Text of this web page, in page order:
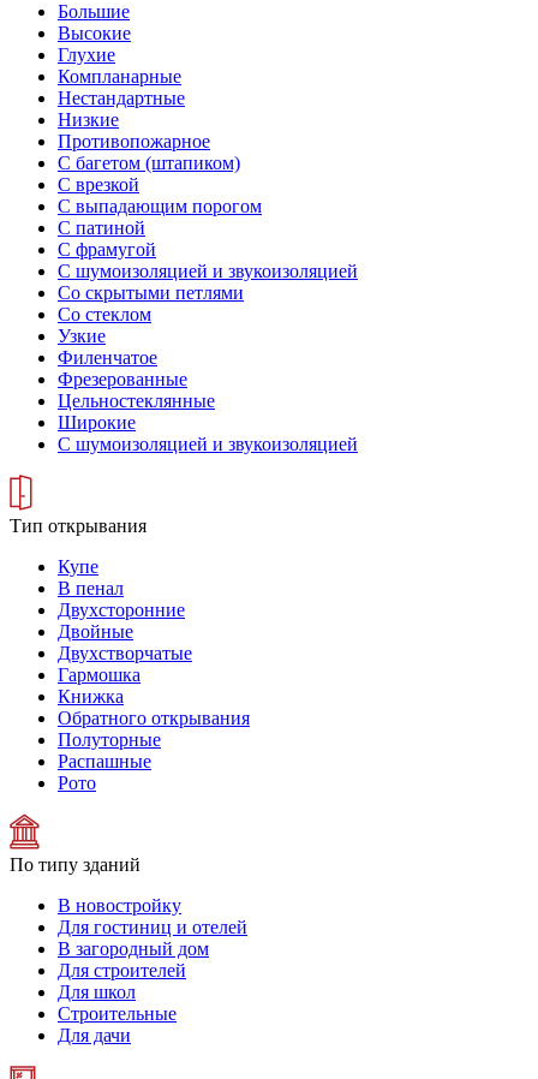
Большие
Высокие
Глухие
Компланарные
Нестандартные
Низкие
Противопожарное
С багетом (штапиком)
С врезкой
С выпадающим порогом
С патиной
С фрамугой
С шумоизоляцией и звукоизоляцией
Со скрытыми петлями
Со стеклом
Узкие
Филенчатое
Фрезерованные
Цельностеклянные
Широкие
С шумоизоляцией и звукоизоляцией
Тип открывания
Купе
В пенал
Двухсторонние
Двойные
Двухстворчатые
Гармошка
Книжка
Обратного открывания
Полуторные
Распашные
Рото
По типу зданий
В новостройку
Для гостиниц и отелей
В загородный дом
Для строителей
Для школ
Строительные
Для дачи